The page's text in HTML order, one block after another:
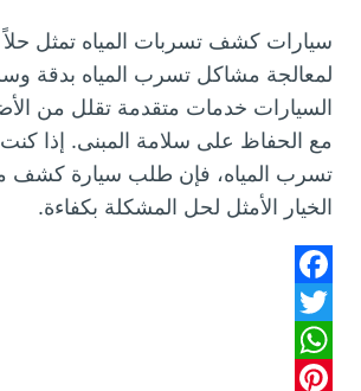
سيارات كشف تسربات المياه تمثل حلاً
لمعالجة مشاكل تسرب المياه بدقة
السيارات خدمات متقدمة تقلل من
مع الحفاظ على سلامة المبنى. إذا
تسرب المياه، فإن طلب سيارة
الخيار الأمثل لحل المشكلة بكفاءة.
F
a
c
T
w
W